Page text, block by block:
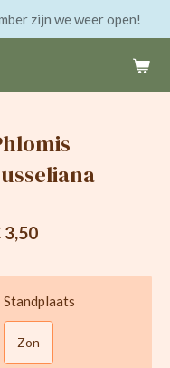
zijn we weer open!
3,50
Standplaats
Zon